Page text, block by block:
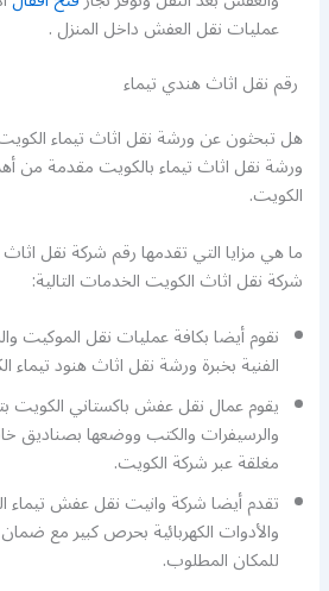
عمليات نقل العفش داخل المنزل .
رقم نقل اثاث هندي تيماء
هل تبحثون عن ورشة نقل اثاث تيماء
ورشة نقل اثاث تيماء بالكويت مقدمة
الكويت.
ما هي مزايا التي تقدمها رقم شركة نقل
شركة نقل اثاث الكويت الخدمات التالية:
نقوم أيضا بكافة عمليات نقل الموكيت
الفنية بخبرة ورشة نقل اثاث هنود تيماء
يقوم عمال نقل عفش باكستاني الكويت
والرسيفرات والكتب ووضعها بصناديق
مغلقة عبر شركة الكويت.
تقدم أيضا شركة وانيت نقل عفش تيماء
والأدوات الكهربائية بحرص كبير مع
للمكان المطلوب.